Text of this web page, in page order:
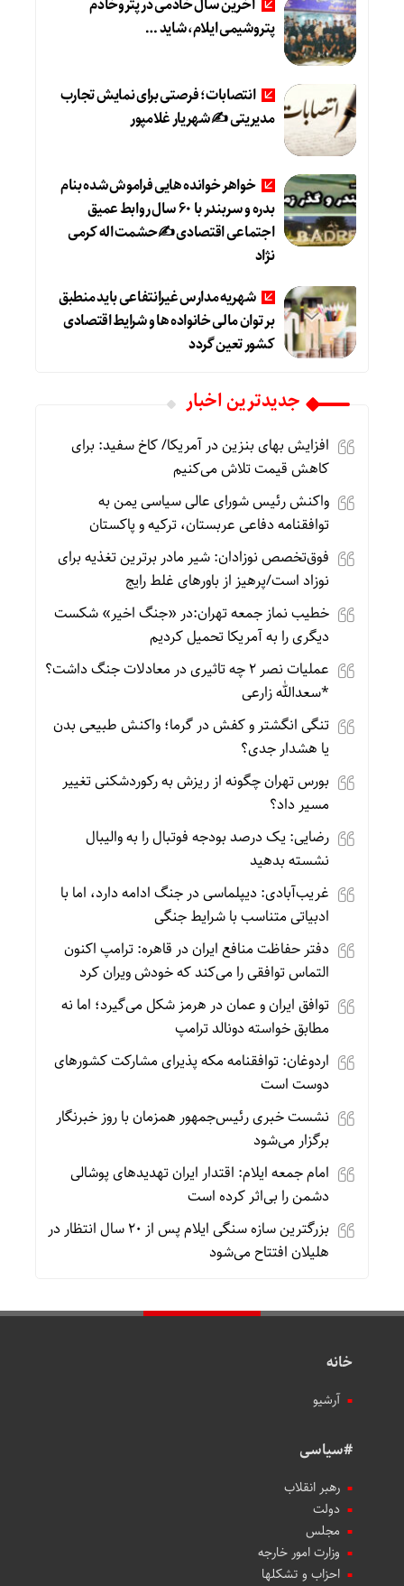
آخرین سال خادمی در پتروخادم
پتروشیمی ایلام، شاید …
انتصابات؛ فرصتی برای نمایش تجارب
مدیریتی ✍ شهریار غلامپور
خواهر خوانده هایی فراموش شده بنام
بدره و سربندر با ۶۰ سال روابط عمیق
اجتماعی اقتصادی ✍حشمت اله کرمی
نژاد
شهریه مدارس غیرانتفاعی باید منطبق
بر توان مالی خانواده ها و شرایط اقتصادی
کشور تعین گردد
جديدترين اخبار
افزایش بهای بنزین در آمریکا/ کاخ سفید: برای
کاهش قیمت تلاش می‌کنیم
واکنش رئیس شورای عالی سیاسی یمن به
توافقنامه دفاعی عربستان، ترکیه و پاکستان
فوق‌تخصص نوزادان: شیر مادر برترین تغذیه برای
نوزاد است/پرهیز از باورهای غلط رایج
خطیب نماز جمعه تهران:در «جنگ اخیر» شکست
دیگری را به آمریکا تحمیل کردیم
عملیات نصر ۲ چه تاثیری در معادلات جنگ داشت؟
*سعدالله زارعی
تنگی انگشتر و کفش در گرما؛ واکنش طبیعی بدن
یا هشدار جدی؟
بورس تهران چگونه از ریزش به رکوردشکنی تغییر
مسیر داد؟
رضایی: یک درصد بودجه فوتبال را به والیبال
نشسته بدهید
غریب‌آبادی: دیپلماسی در جنگ ادامه دارد، اما با
ادبیاتی متناسب با شرایط جنگی
دفتر حفاظت منافع ایران در قاهره: ترامپ اکنون
التماس توافقی را می‌کند که خودش ویران کرد
توافق ایران و عمان در هرمز شکل می‌گیرد؛ اما نه
مطابق خواسته دونالد ترامپ
اردوغان: توافقنامه مکه پذیرای مشارکت کشورهای
دوست است
نشست خبری رئیس‌جمهور همزمان با روز خبرنگار
برگزار می‌شود
امام جمعه ایلام: اقتدار ایران تهدیدهای پوشالی
دشمن را بی‌اثر کرده است
بزرگترین سازه سنگی ایلام پس از ۲۰ سال انتظار در
هلیلان افتتاح می‌شود
خانه
آرشیو
#سیاسی
رهبر انقلاب
دولت
مجلس
وزارت امور خارجه
احزاب و تشکلها